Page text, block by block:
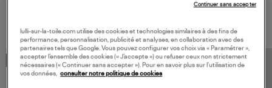
MADE IN FRANCE MADE IN EUROPE
lulli-sur-la-toile.com utilise des cookies et technologies similaires à des fins de
performance, personnalisation, publicité et analyses, en collaboration avec des
partenaires tels que Google. Vous pouvez configurer vos choix via « Paramétrer »,
accepter l’ensemble des cookies (« J’accepte ») ou refuser ceux non strictement
nécessaires (« Continuer sans accepter »). Pour en savoir plus sur l’utilisation de
vos données, consulter notre politique de cookies
Continuer sans accepter